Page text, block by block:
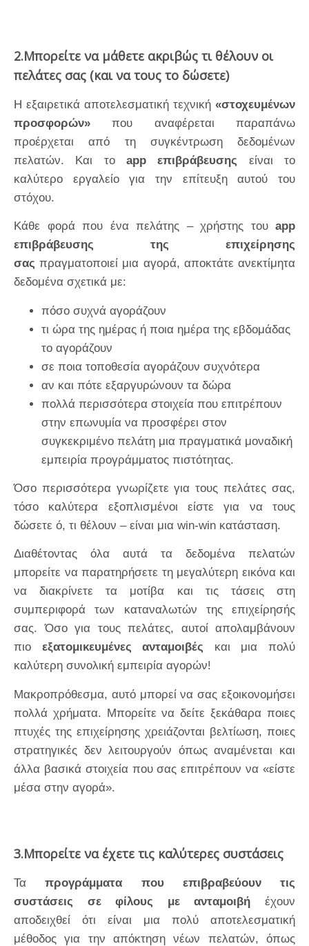
2.Μπορείτε να μάθετε ακριβώς τι θέλουν οι
πελάτες σας (και να τους το δώσετε)
Η εξαιρετικά αποτελεσματική τεχνική «στοχευμένων
προσφορών»που αναφέρεται παραπάνω
προέρχεται από τη συγκέντρωση δεδομένων
πελατών. Και το app επιβράβευσης είναι το
καλύτερο εργαλείο για την επίτευξη αυτού του
στόχου.
Κάθε φορά που ένα πελάτης – χρήστης του app
επιβράβευσης της επιχείρησης
σαςπραγματοποιεί μια αγορά, αποκτάτε ανεκτίμητα
δεδομένα σχετικά με:
πόσο συχνά αγοράζουν
τι ώρα της ημέρας ή ποια ημέρα της εβδομάδας
το αγοράζουν
σε ποια τοποθεσία αγοράζουν συχνότερα
αν και πότε εξαργυρώνουν τα δώρα
πολλά περισσότερα στοιχεία που επιτρέπουν
στην επωνυμία να προσφέρει στον
συγκεκριμένο πελάτη μια πραγματικά μοναδική
εμπειρία προγράμματος πιστότητας.
Όσο περισσότερα γνωρίζετε για τους πελάτες σας,
τόσο καλύτερα εξοπλισμένοι είστε για να τους
δώσετε ό, τι θέλουν – είναι μια win-win κατάσταση.
Διαθέτοντας όλα αυτά τα δεδομένα πελατών
μπορείτε να παρατηρήσετε τη μεγαλύτερη εικόνα και
να διακρίνετε τα μοτίβα και τις τάσεις στη
συμπεριφορά των καταναλωτών της επιχείρησής
σας. Όσο για τους πελάτες, αυτοί απολαμβάνουν
πιο εξατομικευμένες ανταμοιβές και μια πολύ
καλύτερη συνολική εμπειρία αγορών!
Μακροπρόθεσμα, αυτό μπορεί να σας εξοικονομήσει
πολλά χρήματα. Μπορείτε να δείτε ξεκάθαρα ποιες
πτυχές της επιχείρησης χρειάζονται βελτίωση, ποιες
στρατηγικές δεν λειτουργούν όπως αναμένεται και
άλλα βασικά στοιχεία που σας επιτρέπουν να «είστε
μέσα στην αγορά».
3.Μπορείτε να έχετε τις καλύτερες συστάσεις
Ταπρογράμματα που επιβραβεύουν τις
συστάσεις σε φίλους με ανταμοιβή έχουν
αποδειχθεί ότι είναι μια πολύ αποτελεσματική
μέθοδος για την απόκτηση νέων πελατών, όπως